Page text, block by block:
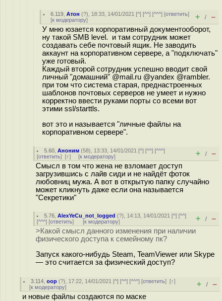
6.119 ,Атон (?), 18:33, 14/01/2021 [^] [^^] [^^^] [ответить]
[к модератору] + / –
У мню юзается корпоративный документооборот,
ну такой SMB level. и там сотрудник может
создавать себе почтовый ящик. Не заводить
аккаунт на корпоративном сервере, а "подключать"
уже готовый.
Каждый второй сотрудник успешно вводит свой
личный "домашний" @mail.ru @yandex @rambler.
при том что система старая, преднастроенных
шаблонов почтовых серверов не умеет и нужно
корректно ввести руками порты со всеми вот
этими ssl/starttls.
вот это и называется "личные файлы на
корпоративном сервере".
5.60 ,Аноним (58), 13:33, 14/01/2021 [^] [^^] [^^^]
[ответить] [↑] [к модератору] + / –
Смысл в том что жена не взломает доступ
загрузившись с лайв сиди и не найдёт фоток
любовниц мужа. А вот в открытую папку случайно
может кликнуть даже если она называется
"Секретики"
5.76 ,AlexYeCu_not_logged (?), 14:13, 14/01/2021 [^] [^^]
[^^^] [ответить] [к модератору] + / –
>Какой смысл данного изменения при наличии
физического доступа к семейному пк?
Запуск какого-нибудь Steam, TeamViewer или Skype
— это считается за физический доступ?
3.114 ,оор (?), 17:22, 14/01/2021 [^] [^^] [^^^] [ответить][↑]
[к модератору] + / –
и новые файлы создаются по маске